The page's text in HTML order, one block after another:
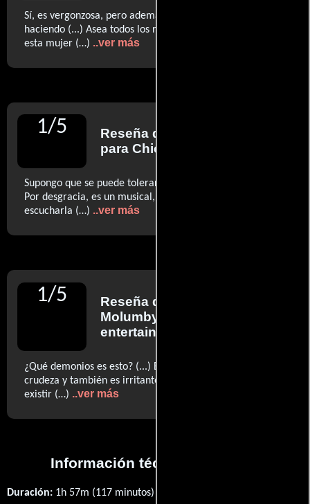
Sí, es vergonzosa, pero además no tiene claro lo que está
haciendo (...) Asea todos los recovecos complicados de
esta mujer (…) ..ver más
1/5 Reseña de
para Chicago Tribune
Supongo que se puede tolerar si no tienes que escucharla.
Por desgracia, es un musical, así que tienes que
escucharla (…) ..ver más
1/5 Reseña de
Molumby
entertainment.ie
¿Qué demonios es esto? (...) Es bastante irritante en su
crudeza y también es irritante por el simple hecho de
existir (…) ..ver más
Información técnica y general
Duración: 1h 57m (117 minutos) .